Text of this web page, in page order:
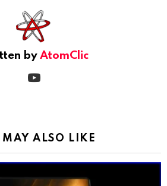
by AtomClic
MAY ALSO LIKE